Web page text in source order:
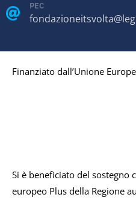
PEC
Finanziato dall’Unione
Si è beneficiato del sostegno
europeo Plus della Regione